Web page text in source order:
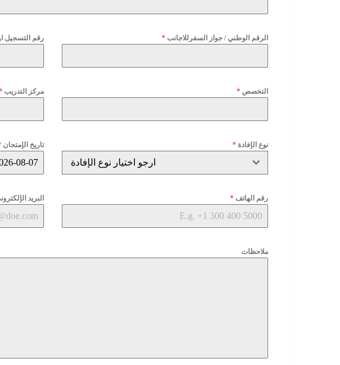
الرقم الوطني / جواز السفرللاجانب * رقم التسجيل
التخصص * مركز التدريب
نوع الإفادة *
ارجو اختيار نوع الإفادة
تاريخ الإمتحان
رقم الهاتف * البريد
ملاحظات